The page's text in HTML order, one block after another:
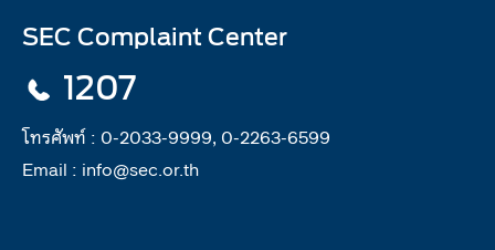
SEC Complaint Center
1207
โทรศัพท์ : 0-2033-9999, 0-2263-6599
Email : info@sec.or.th